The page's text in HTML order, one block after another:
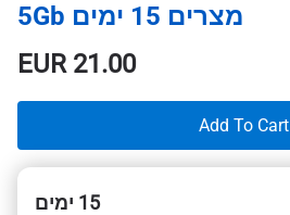
מצרים 15 ימים 5Gb
EUR21.00
Add To Cart
15 ימים